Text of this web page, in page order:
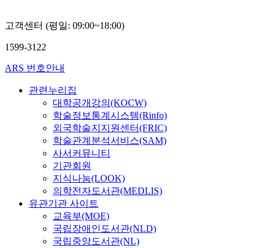
고객센터 (평일: 09:00~18:00)
1599-3122
ARS 번호안내
관련누리집
대학공개강의(KOCW)
학술정보통계시스템(Rinfo)
외국학술지지원센터(FRIC)
학술관계분석서비스(SAM)
사서커뮤니티
기관회원
지식나눔(LOOK)
의학전자도서관(MEDLIS)
유관기관 사이트
교육부(MOE)
국립장애인도서관(NLD)
국립중앙도서관(NL)